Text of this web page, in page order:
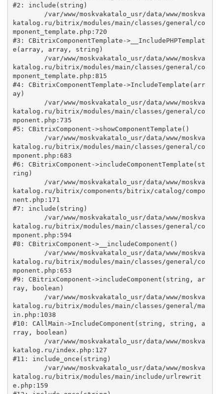
#2: include(string)
katalog.ru/bitrix/modules/main/classes/general/co
mponent_template.php:720
#3: CBitrixComponentTemplate->__IncludePHPTemplat
e(array, array, string)
katalog.ru/bitrix/modules/main/classes/general/co
mponent_template.php:815
#4: CBitrixComponentTemplate->IncludeTemplate(arr
ay)
katalog.ru/bitrix/modules/main/classes/general/co
mponent.php:735
#5: CBitrixComponent->showComponentTemplate()
katalog.ru/bitrix/modules/main/classes/general/co
mponent.php:683
#6: CBitrixComponent->includeComponentTemplate(st
ring)
katalog.ru/bitrix/components/bitrix/catalog/compo
nent.php:171
#7: include(string)
katalog.ru/bitrix/modules/main/classes/general/co
mponent.php:594
#8: CBitrixComponent->__includeComponent()
katalog.ru/bitrix/modules/main/classes/general/co
mponent.php:653
#9: CBitrixComponent->includeComponent(string, ar
ray, boolean)
katalog.ru/bitrix/modules/main/classes/general/ma
in.php:1038
#10: CAllMain->IncludeComponent(string, string, a
rray, boolean)
katalog.ru/index.php:127
#11: include_once(string)
katalog.ru/bitrix/modules/main/include/urlrewrit
e.php:159